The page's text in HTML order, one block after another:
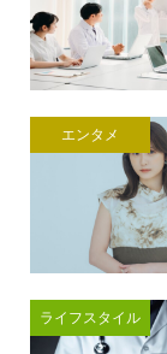
エンタメ
ライフスタイル